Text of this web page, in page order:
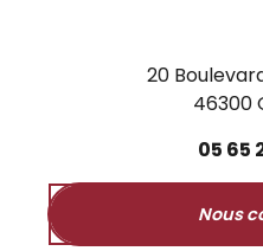
20
46300
05 65
Nous